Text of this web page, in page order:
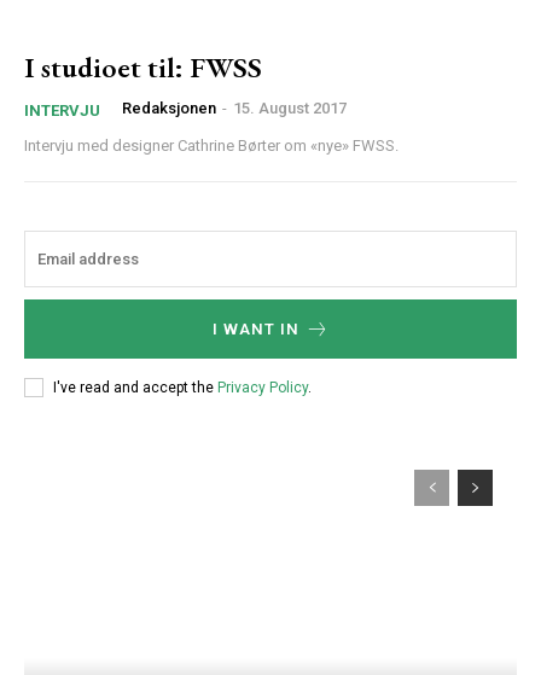
I studioet til: FWSS
INTERVJU Redaksjonen - 15. August 2017
Intervju med designer Cathrine Børter om «nye» FWSS.
I WANT IN
I've read and accept the Privacy Policy.